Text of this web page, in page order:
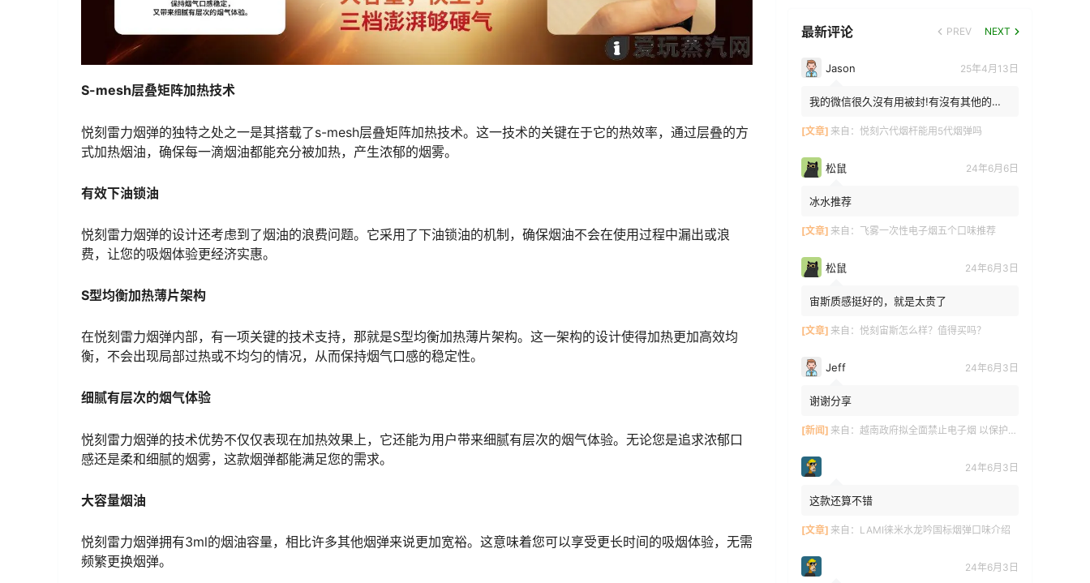
S-mesh层叠矩阵加热技术
悦刻雷力烟弹的独特之处之一是其搭载了s-mesh层叠矩阵加热技术。这一技术的关键在于它的热效率，通过层叠的方
式加热烟油，确保每一滴烟油都能充分被加热，产生浓郁的烟雾。
有效下油锁油
悦刻雷力烟弹的设计还考虑到了烟油的浪费问题。它采用了下油锁油的机制，确保烟油不会在使用过程中漏出或浪
费，让您的吸烟体验更经济实惠。
S型均衡加热薄片架构
在悦刻雷力烟弹内部，有一项关键的技术支持，那就是S型均衡加热薄片架构。这一架构的设计使得加热更加高效均
衡，不会出现局部过热或不均匀的情况，从而保持烟气口感的稳定性。
细腻有层次的烟气体验
悦刻雷力烟弹的技术优势不仅仅表现在加热效果上，它还能为用户带来细腻有层次的烟气体验。无论您是追求浓郁口
感还是柔和细腻的烟雾，这款烟弹都能满足您的需求。
大容量烟油
悦刻雷力烟弹拥有3ml的烟油容量，相比许多其他烟弹来说更加宽裕。这意味着您可以享受更长时间的吸烟体验，无需
频繁更换烟弹。
最新评论 PREV NEXT
Jason 25年4月13日
我的微信很久沒有用被封!有沒有其他的方
[文章] 来自： 悦刻六代烟杆能用5代烟弹吗
松鼠 24年6月6日
冰水推荐
[文章] 来自： 飞雾一次性电子烟五个口味推荐
松鼠 24年6月3日
宙斯质感挺好的，就是太贵了
[文章] 来自： 悦刻宙斯怎么样？值得买吗？
Jeff 24年6月3日
谢谢分享
[新闻] 来自： 越南政府拟全面禁止电子烟 以保护青少年健康
24年6月3日
这款还算不错
[文章] 来自： LAMI徕米水龙吟国标烟弹口味介绍
24年6月3日